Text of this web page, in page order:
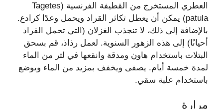
العطري المستخرج من القطيفة الفرنسية (Tagetes
patula) يمكن أن يعطل تكاثر القراد ويحمل وعدًا كرادع.
بالإضافة إلى ذلك، لا تنجذب الغزلان (التي تحمل القراد
أحيانًا) إلى هذه الزهور السنوية. لعمل رذاذ، قم بسحق
البتلات باستخدام هاون ومدقة وانقعها في لتر من الماء
لمدة خمسة أيام. يصفى ويخفف بمزيد من الماء ويوضع
باستخدام علبة سقي.
مرارة